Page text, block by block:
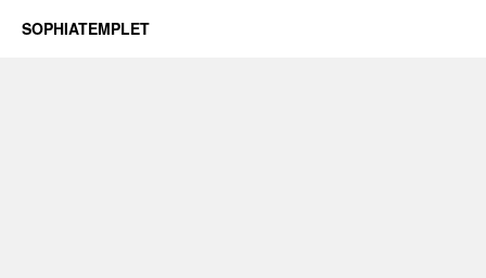
SOPHIATEMPLET